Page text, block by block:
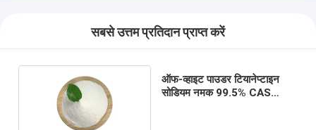
सबसे उत्तम प्रतिदान प्राप्त करें
ऑफ-व्हाइट पाउडर टियानेप्टाइन
सोडियम नमक 99.5% CAS